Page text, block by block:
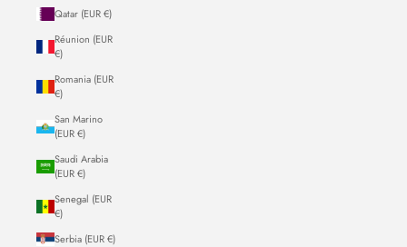
Qatar (EUR €)
Réunion (EUR
€)
Romania (EUR
€)
San Marino
(EUR €)
Saudi Arabia
(EUR €)
Senegal (EUR
€)
Serbia (EUR €)